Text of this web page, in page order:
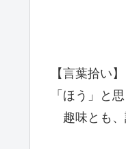
【言葉拾い
「ほう」と
趣味とも、